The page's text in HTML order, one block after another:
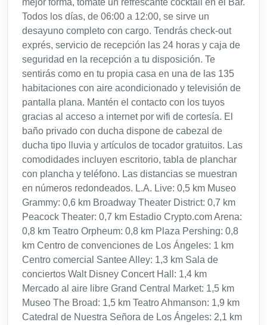
mejor forma, tómate un refrescante cocktail en el Bar.
Todos los días, de 06:00 a 12:00, se sirve un
desayuno completo con cargo. Tendrás check-out
exprés, servicio de recepción las 24 horas y caja de
seguridad en la recepción a tu disposición. Te
sentirás como en tu propia casa en una de las 135
habitaciones con aire acondicionado y televisión de
pantalla plana. Mantén el contacto con los tuyos
gracias al acceso a internet por wifi de cortesía. El
baño privado con ducha dispone de cabezal de
ducha tipo lluvia y artículos de tocador gratuitos. Las
comodidades incluyen escritorio, tabla de planchar
con plancha y teléfono. Las distancias se muestran
en números redondeados. L.A. Live: 0,5 km Museo
Grammy: 0,6 km Broadway Theater District: 0,7 km
Peacock Theater: 0,7 km Estadio Crypto.com Arena:
0,8 km Teatro Orpheum: 0,8 km Plaza Pershing: 0,8
km Centro de convenciones de Los Ángeles: 1 km
Centro comercial Santee Alley: 1,3 km Sala de
conciertos Walt Disney Concert Hall: 1,4 km
Mercado al aire libre Grand Central Market: 1,5 km
Museo The Broad: 1,5 km Teatro Ahmanson: 1,9 km
Catedral de Nuestra Señora de Los Ángeles: 2,1 km